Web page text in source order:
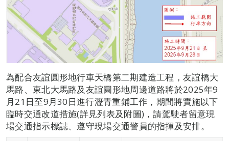
為配合友誼圓形地行車天橋第二期建造工程，友誼橋大
馬路、東北大馬路及友誼圓形地周邊道路將於2025年9
月21日至9月30日進行瀝青重鋪工作，期間將實施以下
臨時交通改道措施(詳見列表及附圖)，請駕駛者留意現
場交通指示標誌、遵守現場交通警員的指揮及安排。